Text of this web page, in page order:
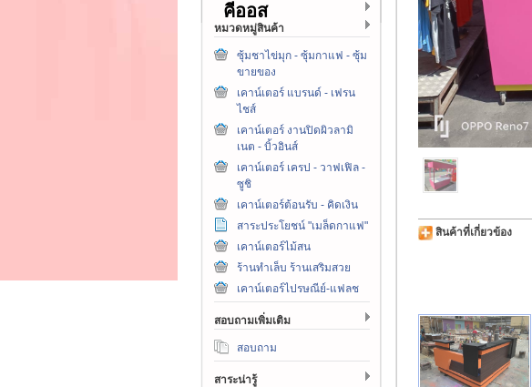
คีออส
หมวดหมู่สินค้า
ซุ้มชาไข่มุก - ซุ้มกาแฟ - ซุ้ม
ขายของ
เคาน์เตอร์ แบรนด์ - เฟรน
ไชส์
เคาน์เตอร์ งานปิดผิวลามิ
เนต - บิ้วอินส์
เคาน์เตอร์ เครป - วาฟเฟิล -
ซูชิ
เคาน์เตอร์ต้อนรับ - คิดเงิน
สาระประโยชน์ "เมล็ดกาแฟ"
เคาน์เตอร์ไม้สน
ร้านทำเล็บ ร้านเสริมสวย
เคาน์เตอร์ไปรษณีย์-แฟลช
สอบถามเพิ่มเติม
สอบถาม
สาระน่ารู้
สินค้าที่เกี่ยวข้อง